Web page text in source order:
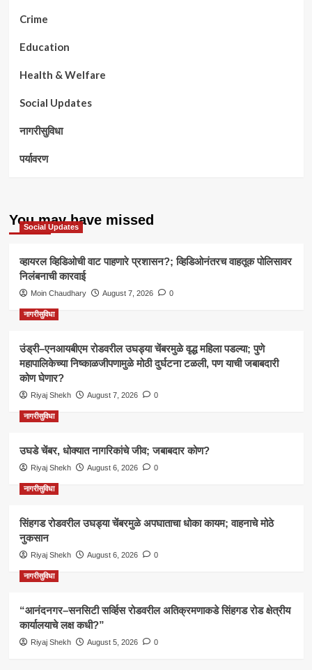
Crime
Education
Health & Welfare
Social Updates
नागरीसुविधा
पर्यावरण
You may have missed
Social Updates
व्हायरल व्हिडिओची वाट पाहणारे प्रशासन?; व्हिडिओनंतरच वाहतूक पोलिसावर
निलंबनाची कारवाई
Moin Chaudhary August 7, 2026 0
नागरीसुविधा
उंड्री–एनआयबीएम रोडवरील उघड्या चेंबरमुळे वृद्ध महिला पडल्या; पुणे
महापालिकेच्या निष्काळजीपणामुळे मोठी दुर्घटना टळली, पण याची जबाबदारी
कोण घेणार?
Riyaj Shekh August 7, 2026 0
नागरीसुविधा
उघडे चेंबर, धोक्यात नागरिकांचे जीव; जबाबदार कोण?
Riyaj Shekh August 6, 2026 0
नागरीसुविधा
सिंहगड रोडवरील उघड्या चेंबरमुळे अपघाताचा धोका कायम; वाहनाचे मोठे
नुकसान
Riyaj Shekh August 6, 2026 0
नागरीसुविधा
“आनंदनगर–सनसिटी सर्व्हिस रोडवरील अतिक्रमणाकडे सिंहगड रोड क्षेत्रीय
कार्यालयाचे लक्ष कधी?”
Riyaj Shekh August 5, 2026 0